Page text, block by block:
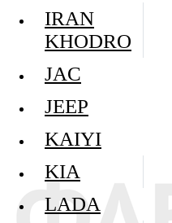
IRAN
KHODRO
JAC
JEEP
KAIYI
KIA
LADA